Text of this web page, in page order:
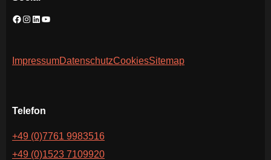
ImpressumDatenschutzCookiesSitemap
Telefon
+49 (0)7761 9983516
+49 (0)1523 7109920